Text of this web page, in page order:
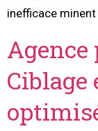
inefficace